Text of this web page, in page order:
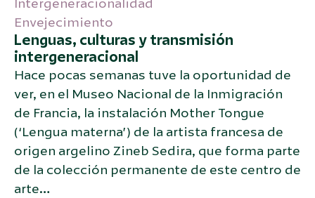
Envejecimiento
Lenguas, culturas y transmisión
intergeneracional
Hace pocas semanas tuve la oportunidad de
ver, en el Museo Nacional de la Inmigración
de Francia, la instalación Mother Tongue
(‘Lengua materna’) de la artista francesa de
origen argelino Zineb Sedira, que forma parte
de la colección permanente de este centro de
arte…